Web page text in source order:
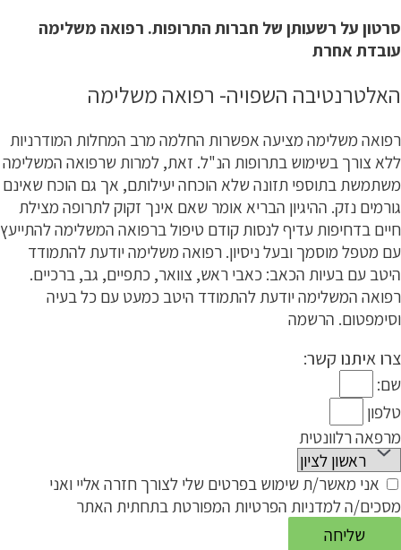
סרטון על רשעותן של חברות התרופות. רפואה משלימה
עובדת אחרת
האלטרנטיבה השפויה- רפואה משלימה
רפואה משלימה מציעה אפשרות החלמה מרב המחלות המודרניות
ללא צורך בשימוש בתרופות הנ"ל. זאת, למרות שרפואה המשלימה
משתמשת בתוספי תזונה שלא הוכחה יעילותם, אך גם הוכח שאינם
גורמים נזק. ההיגיון הבריא אומר שאם אינך זקוק לתרופה מצילת
חיים בדחיפות עדיף לנסות קודם טיפול ברפואה המשלימה להתייעץ
עם מטפל מוסמך ובעל ניסיון. רפואה משלימה יודעת להתמודד
היטב עם בעיות הכאב: כאבי ראש, צוואר, כתפיים, גב, ברכיים.
רפואה המשלימה יודעת להתמודד היטב כמעט עם כל בעיה
וסימפטום. הרשמה
צרו איתנו קשר:
שם:
טלפון
מרפאה רלוונטית
אני מאשר/ת שימוש בפרטים שלי לצורך חזרה אליי ואני
מסכים/ה למדניות הפרטיות המפורטת בתחתית האתר
שליחה